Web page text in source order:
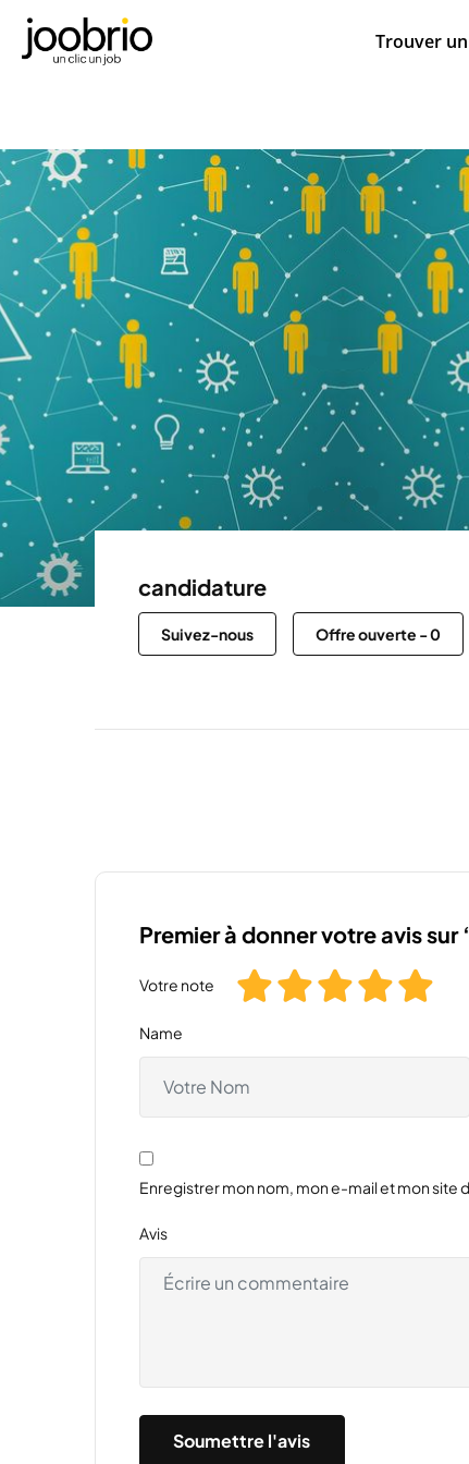
Trouver
candidature
Suivez-nous Offre ouverte -0
Premier à donner votre avis
Votre note
Name
Enregistrer mon nom, mon e-mail et mon site
Avis